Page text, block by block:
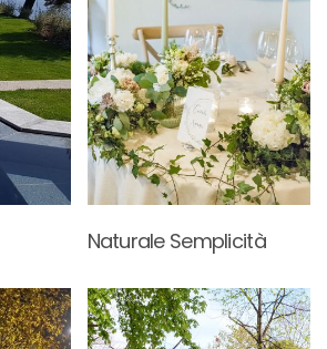
Naturale Semplicità